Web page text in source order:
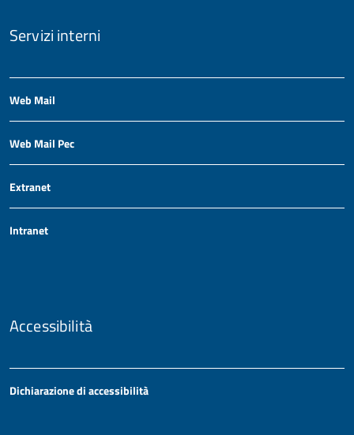
Servizi interni
Web Mail
Web Mail Pec
Extranet
Intranet
Accessibilità
Dichiarazione di accessibilità